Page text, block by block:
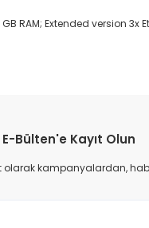
GB RAM; Extended
E-Bülten'e Kayıt Olun
olarak kampanyalardan,